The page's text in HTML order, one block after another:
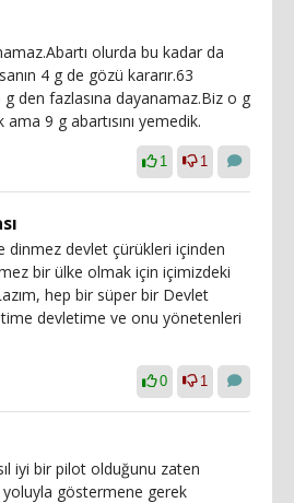
olurda bu kadar da
4 g de gözü kararır.63
g den fazlasına dayanamaz.Biz o g
9 g abartısını yemedik.
1 1
dinmez devlet çürükleri içinden
bir ülke olmak için içimizdeki
hep bir süper bir Devlet
devletime ve onu yönetenleri
0 1
iyi bir pilot olduğunu zaten
göstermene gerek